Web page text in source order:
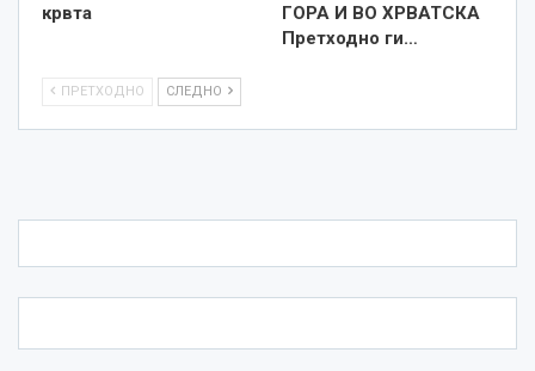
крвта
ГОРА И ВО ХРВАТСКА
Претходно ги…
ПРЕТХОДНО СЛЕДНО